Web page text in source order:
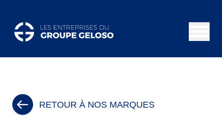
RETOUR À NOS MARQUES